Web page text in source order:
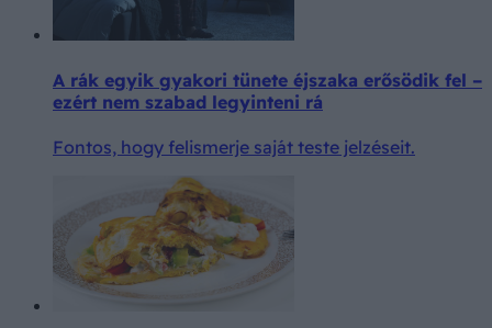
A rák egyik gyakori tünete éjszaka erősödik fel –
ezért nem szabad legyinteni rá
Fontos, hogy felismerje saját teste jelzéseit.